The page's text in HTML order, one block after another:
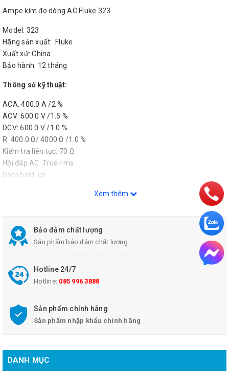
Ampe kìm đo dòng AC Fluke 323
Model: 323
Hãng sản xuất: Fluke
Xuất xứ: China
Bảo hành: 12 tháng
Thông số kỹ thuật:
ACA: 400.0 A /2 %
ACV: 600.0 V /1.5 %
DCV: 600.0 V /1.0 %
R: 400.0 Ω/ 4000 Ω /1.0 %
Kiểm tra liên tục: 70 Ω
Hồi đáp AC: True-rms
Data hold: có
Đường kính kìm: 30 mm
Ampe kìm đo dòng AC Fluke 323
Xem thêm
Bảo đảm chất lượng
Sản phẩm bảo đảm chất lượng.
Hotline 24/7
Hotline: 085 996 3888
Sản phẩm chính hãng
Sản phẩm nhập khẩu chính hãng
DANH MỤC